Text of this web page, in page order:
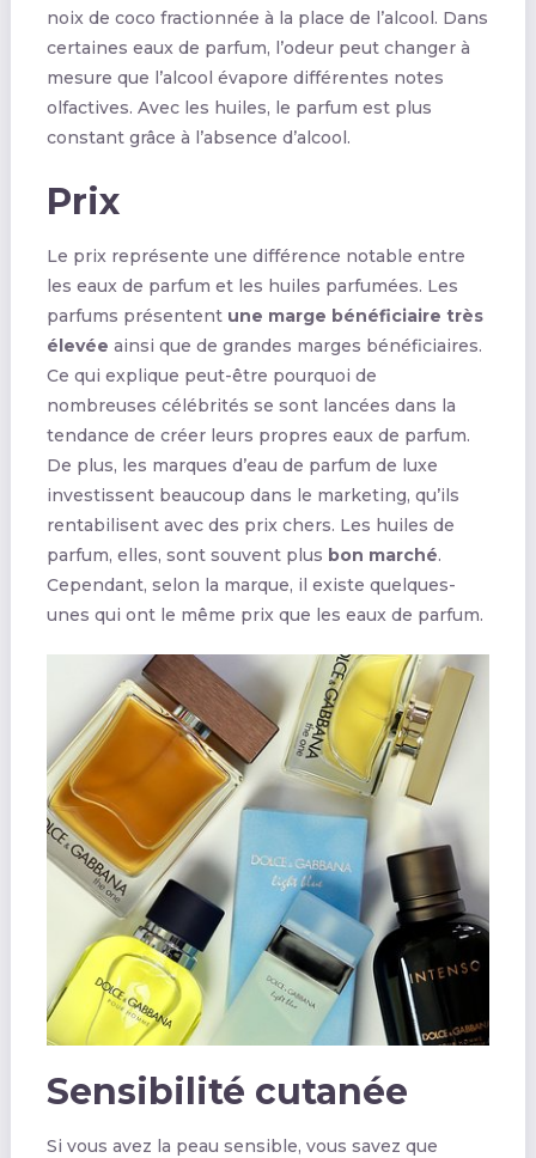
noix de coco fractionnée à la place de l’alcool. Dans
certaines eaux de parfum, l’odeur peut changer à
mesure que l’alcool évapore différentes notes
olfactives. Avec les huiles, le parfum est plus
constant grâce à l’absence d’alcool.
Prix
Le prix représente une différence notable entre
les eaux de parfum et les huiles parfumées. Les
parfums présentent une marge bénéficiaire très
élevée ainsi que de grandes marges bénéficiaires.
Ce qui explique peut-être pourquoi de
nombreuses célébrités se sont lancées dans la
tendance de créer leurs propres eaux de parfum.
De plus, les marques d’eau de parfum de luxe
investissent beaucoup dans le marketing, qu’ils
rentabilisent avec des prix chers. Les huiles de
parfum, elles, sont souvent plus bon marché.
Cependant, selon la marque, il existe quelques-
unes qui ont le même prix que les eaux de parfum.
Sensibilité cutanée
Si vous avez la peau sensible, vous savez que